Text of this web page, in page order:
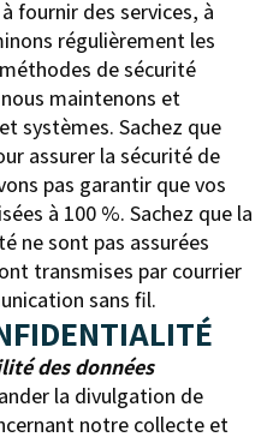
fournir des services, à
régulièrement les
de sécurité
maintenons et
systèmes. Sachez que
assurer la sécurité de
pas garantir que vos
à 100 %. Sachez que la
ne sont pas assurées
transmises par courrier
sans fil.
des données
la divulgation de
notre collecte et